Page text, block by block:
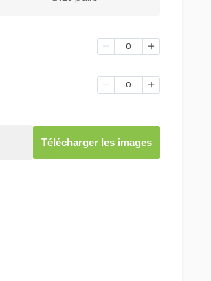
0
0
Télécharger les images